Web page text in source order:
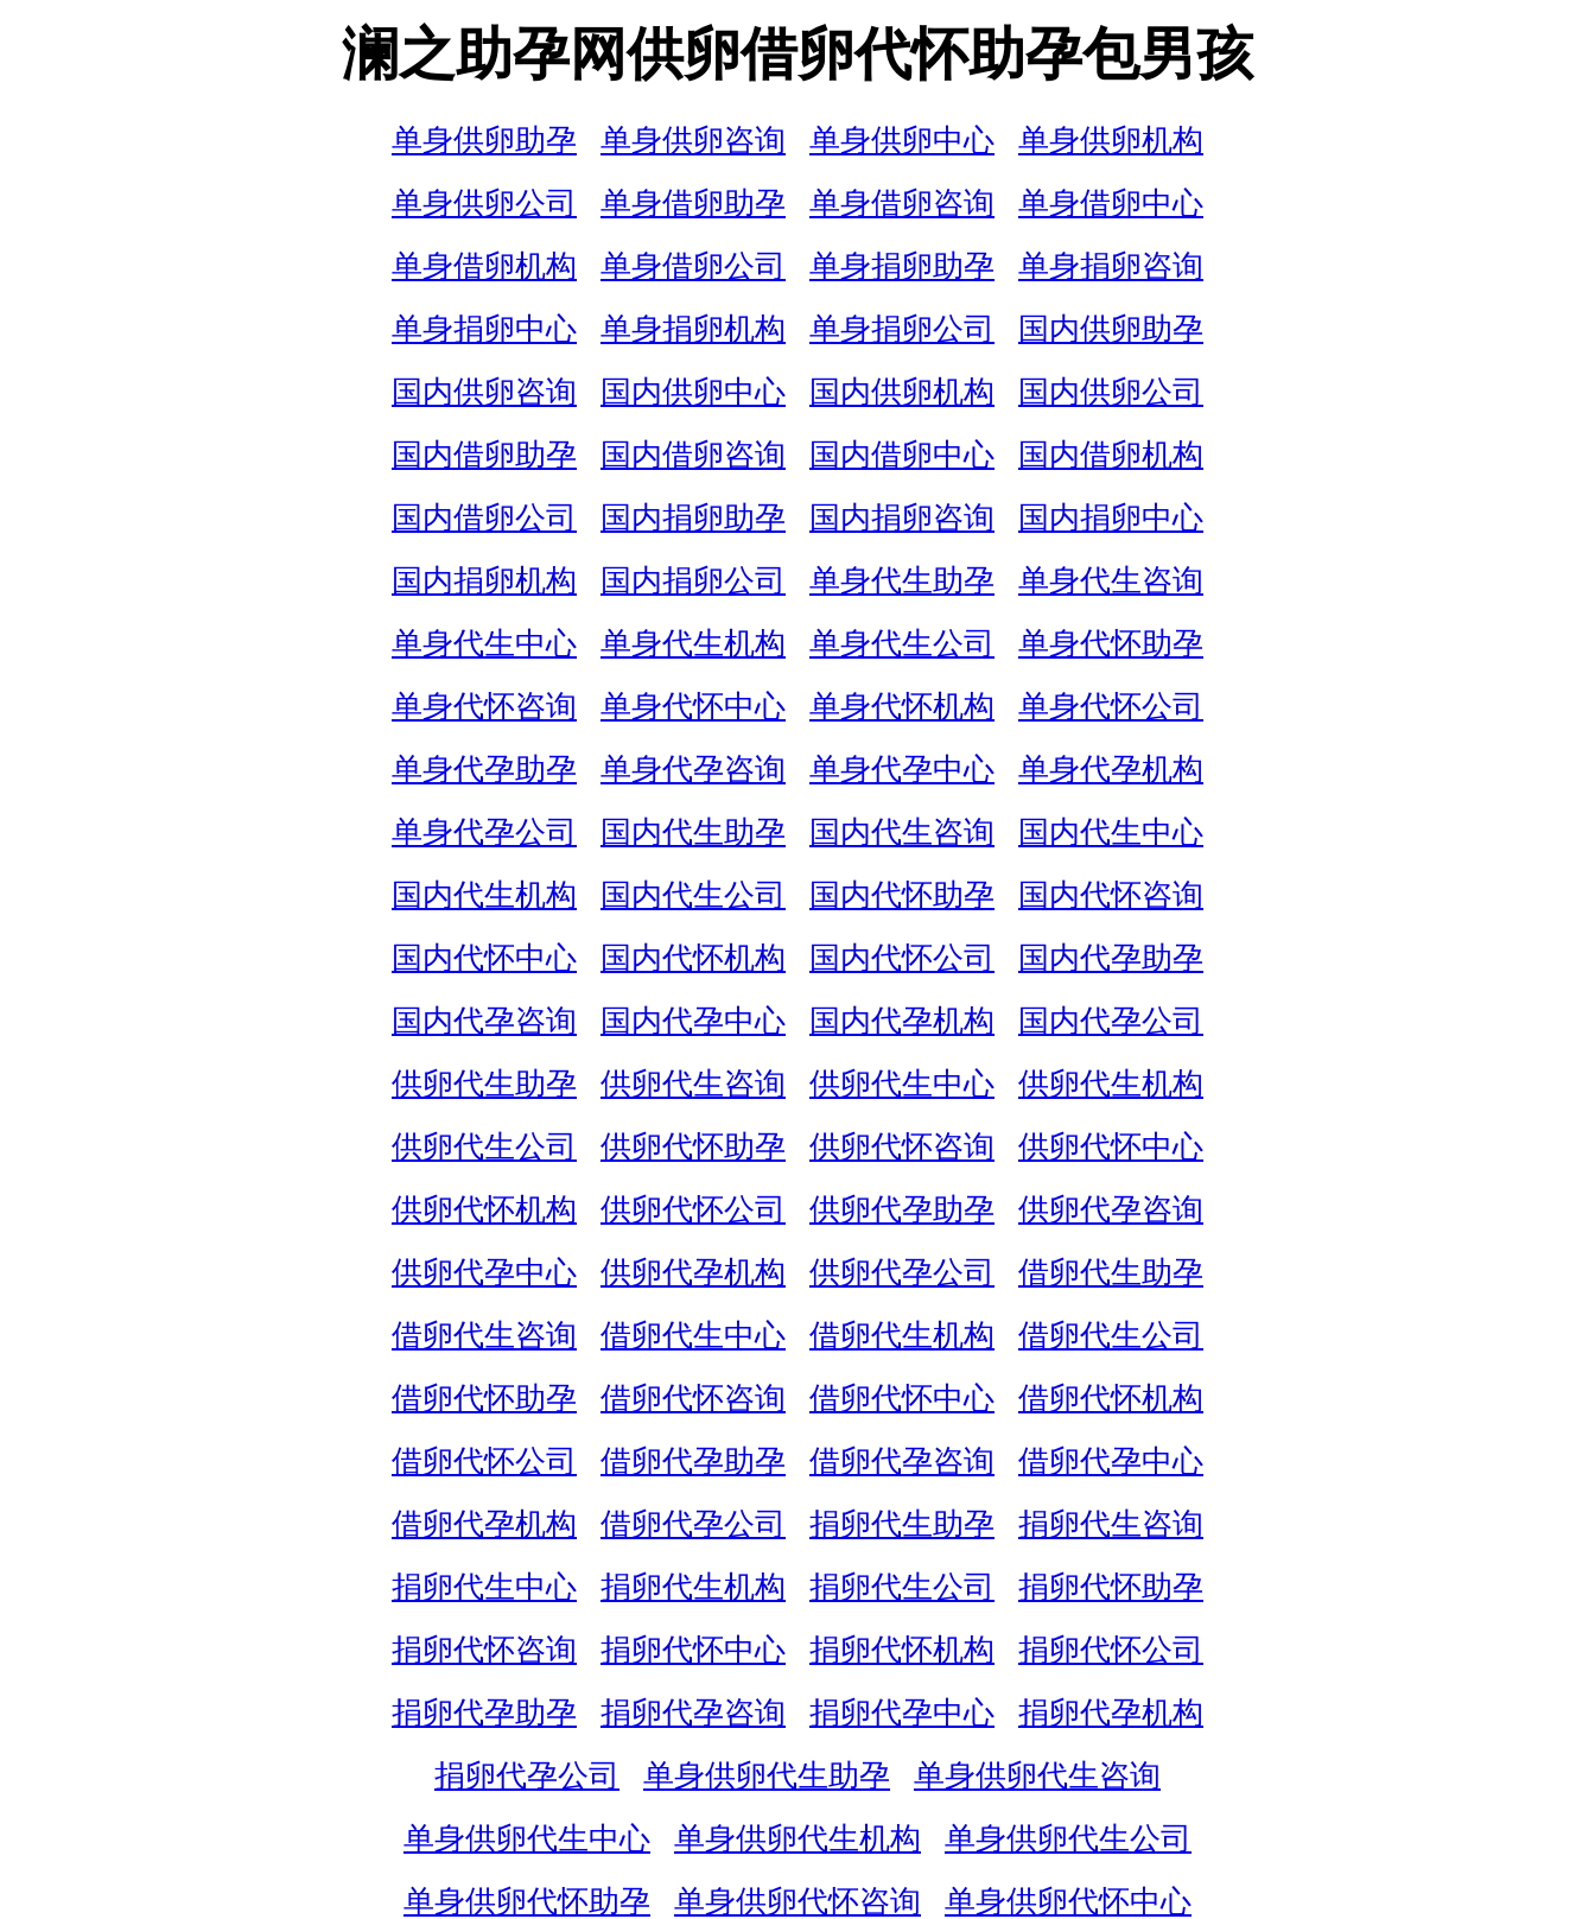
澜之助孕网供卵借卵代怀助孕包男孩
单身供卵助孕 单身供卵咨询 单身供卵中心
单身供卵机构
单身供卵公司
单身借卵助孕 单身借卵咨询
单身借卵中心
单身借卵机构
单身借卵公司 单身捐卵助孕
单身捐卵咨询
单身捐卵中心
单身捐卵机构 单身捐卵公司
国内供卵助孕
国内供卵咨询
国内供卵中心 国内供卵机构
国内供卵公司
国内借卵助孕
国内借卵咨询 国内借卵中心
国内借卵机构
国内借卵公司
国内捐卵助孕 国内捐卵咨询
国内捐卵中心
国内捐卵机构
国内捐卵公司 单身代生助孕
单身代生咨询
单身代生中心
单身代生机构 单身代生公司
单身代怀助孕
单身代怀咨询
单身代怀中心 单身代怀机构
单身代怀公司
单身代孕助孕
单身代孕咨询 单身代孕中心
单身代孕机构
单身代孕公司
国内代生助孕 国内代生咨询
国内代生中心
国内代生机构
国内代生公司 国内代怀助孕
国内代怀咨询
国内代怀中心
国内代怀机构 国内代怀公司
国内代孕助孕
国内代孕咨询
国内代孕中心 国内代孕机构
国内代孕公司
供卵代生助孕
供卵代生咨询 供卵代生中心
供卵代生机构
供卵代生公司
供卵代怀助孕 供卵代怀咨询
供卵代怀中心
供卵代怀机构
供卵代怀公司 供卵代孕助孕
供卵代孕咨询
供卵代孕中心
供卵代孕机构 供卵代孕公司
借卵代生助孕
借卵代生咨询
借卵代生中心 借卵代生机构
借卵代生公司
借卵代怀助孕
借卵代怀咨询 借卵代怀中心
借卵代怀机构
借卵代怀公司
借卵代孕助孕 借卵代孕咨询
借卵代孕中心
借卵代孕机构
借卵代孕公司 捐卵代生助孕
捐卵代生咨询
捐卵代生中心
捐卵代生机构 捐卵代生公司
捐卵代怀助孕
捐卵代怀咨询
捐卵代怀中心 捐卵代怀机构
捐卵代怀公司
捐卵代孕助孕
捐卵代孕咨询 捐卵代孕中心
捐卵代孕机构
捐卵代孕公司
单身供卵代生助孕
单身供卵代生咨询
单身供卵代生中心
单身供卵代生机构
单身供卵代生公司
单身供卵代怀助孕
单身供卵代怀咨询
单身供卵代怀中心